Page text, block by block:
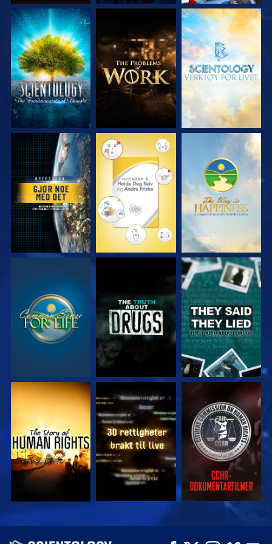
UTFORSK SERIEN UTFORSK SERIEN UTFORSK SERIEN
SE SE SE
SE SE
SE SE SE